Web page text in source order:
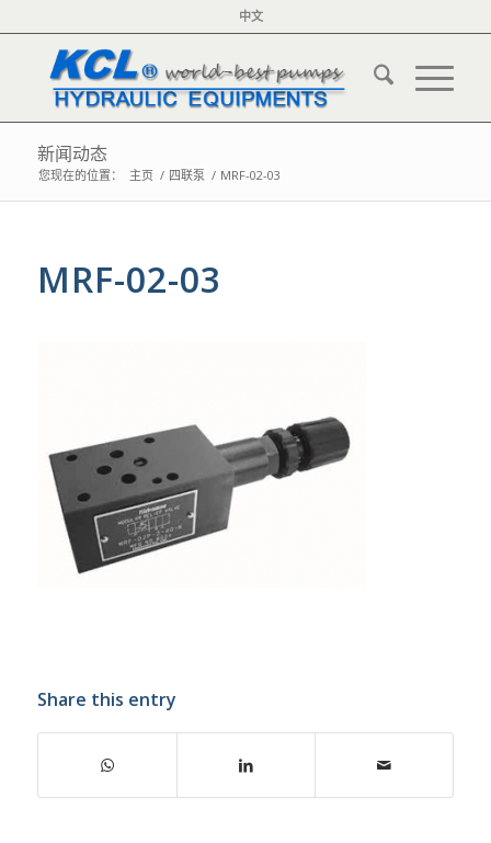
中文
新闻动态
您现在的位置： 主页 / 四联泵 / MRF-02-03
MRF-02-03
Share this entry